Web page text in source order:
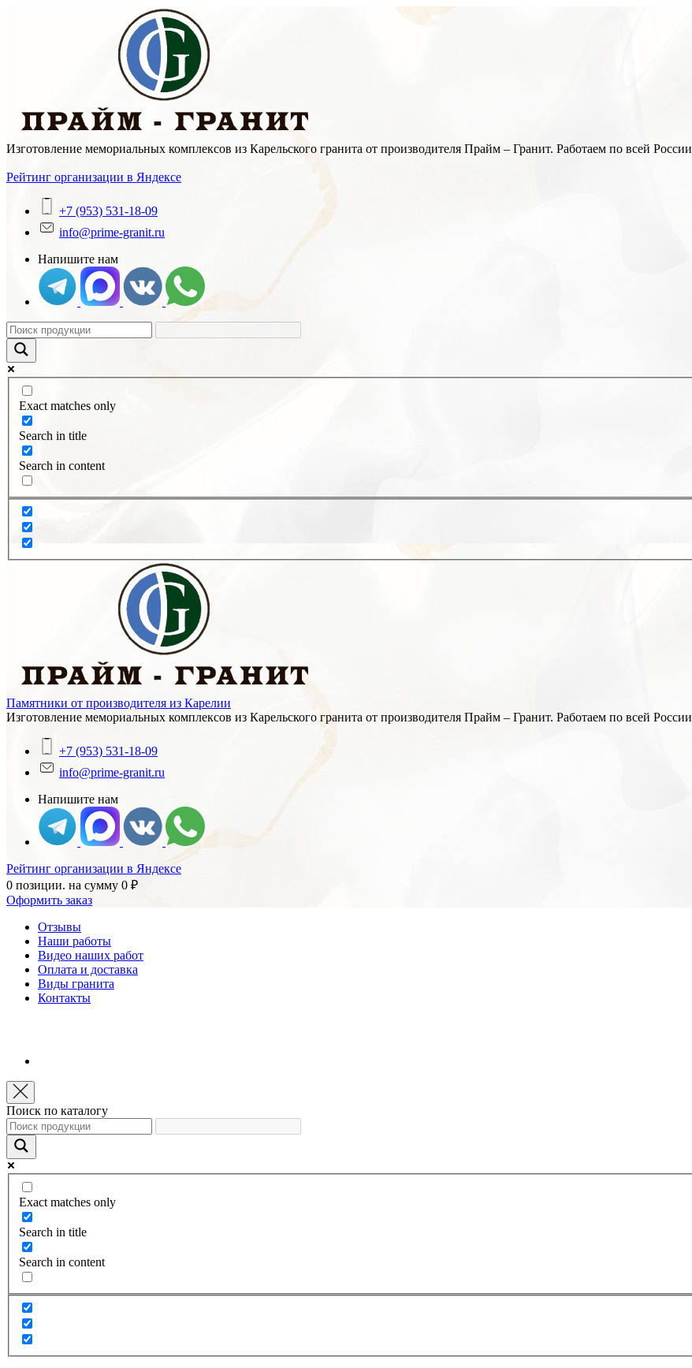
Изготовление мемориальных комплексов из Карельского гранита от производителя Прайм – Гранит. Работаем по всей России
Рейтинг организации в Яндексе
+7 (953) 531-18-09
info@prime-granit.ru
Напишите нам
Exact matches only
Search in title
Search in content
Памятники от производителя из Карелии
Изготовление мемориальных комплексов из Карельского гранита от производителя Прайм – Гранит. Работаем по всей России
+7 (953) 531-18-09
info@prime-granit.ru
Напишите нам
Рейтинг организации в Яндексе
0 позиции. на сумму 0 ₽
Оформить заказ
Отзывы
Наши работы
Видео наших работ
Оплата и доставка
Виды гранита
Контакты
Поиск по каталогу
Exact matches only
Search in title
Search in content